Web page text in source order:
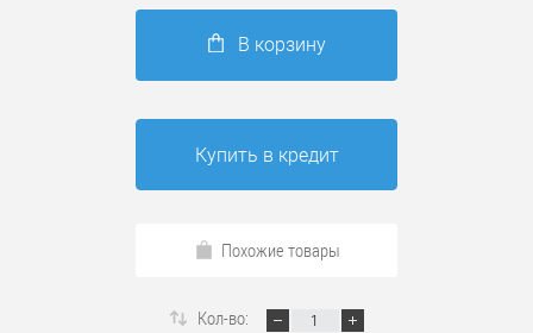
В корзину
Купить в кредит
Похожие товары
Кол-во: